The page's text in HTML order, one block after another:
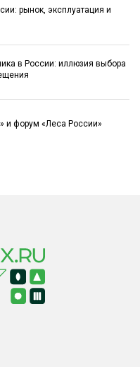
рынок, эксплуатация и
в России: иллюзия выбора
и форум «Леса России»